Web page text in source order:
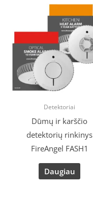
Detektoriai
Dūmų ir karščio
detektorių rinkinys
FireAngel FASH1
Daugiau